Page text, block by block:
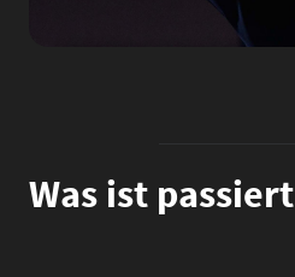
Was ist passiert